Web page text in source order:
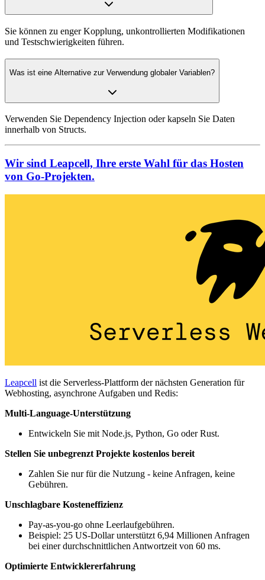
Sie können zu enger Kopplung, unkontrollierten Modifikationen
und Testschwierigkeiten führen.
Was ist eine Alternative zur Verwendung globaler Variablen?
Verwenden Sie Dependency Injection oder kapseln Sie Daten
innerhalb von Structs.
Wir sind Leapcell, Ihre erste Wahl für das Hosten
von Go-Projekten.
Leapcell ist die Serverless-Plattform der nächsten Generation für
Webhosting, asynchrone Aufgaben und Redis:
Multi-Language-Unterstützung
Entwickeln Sie mit Node.js, Python, Go oder Rust.
Stellen Sie unbegrenzt Projekte kostenlos bereit
Zahlen Sie nur für die Nutzung - keine Anfragen, keine
Gebühren.
Unschlagbare Kosteneffizienz
Pay-as-you-go ohne Leerlaufgebühren.
Beispiel: 25 US-Dollar unterstützt 6,94 Millionen Anfragen
bei einer durchschnittlichen Antwortzeit von 60 ms.
Optimierte Entwicklererfahrung